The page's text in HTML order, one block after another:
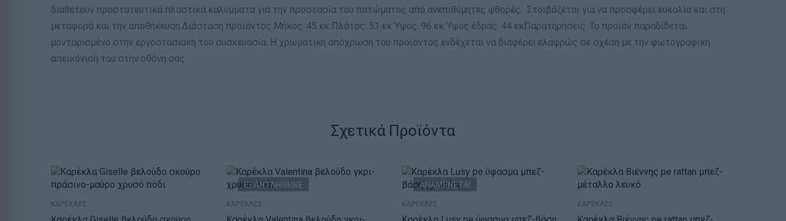
διαθέτουν προστατευτικά πλαστικά καλύμματα για την προστασία του πατώματος από ανεπιθύμητες φθορές. Στοιβάζεται για να προσφέρει ευκολία και στη
μεταφορά και την αποθήκευση.Διάσταση προϊόντος Μήκος: 45 εκ Πλάτος: 51 εκ Ύψος: 96 εκ Ύψος έδρας: 44 εκΠαρατηρήσεις: Το προϊόν παραδίδεται
μονταρισμένο στην εργοστασιακή του συσκευασία. Η χρωματική απόχρωση του προϊόντος ενδέχεται να διαφέρει ελαφρώς σε σχέση με την φωτογραφική
απεικόνισή του στην οθόνη σας.
Σχετικά Προϊόντα
ΚΑΡΕΚΛΕΣ
ΕΞΑΝΤΛΗΘΗΚΕ
ΚΑΡΕΚΛΕΣ
ΑΝΑΜΕΝΕΤΑΙ
ΚΑΡΕΚΛΕΣ ΚΑΡΕΚΛΕΣ